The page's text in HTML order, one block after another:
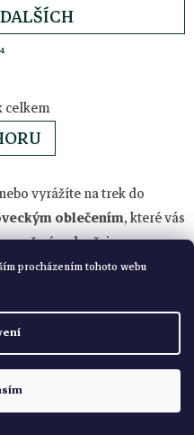
procházením tohoto webu
S4
celkem
vyrážíte na trek do
oblečením, které vás
vám dopřeje
myslivecké oblečení
pohodlí a stylovou
lovce, pro které máme
, stylovýchkošila
použijte funkční